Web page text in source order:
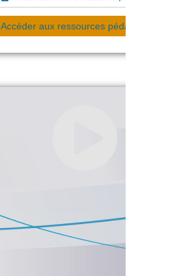
Accéder aux ressources pédagogiques